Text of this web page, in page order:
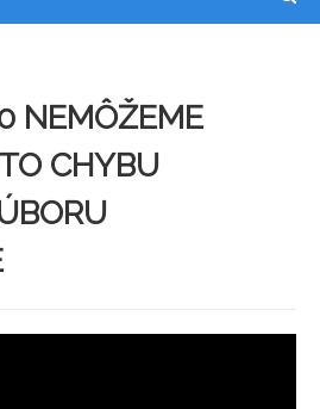
NEMÔŽEME
CHYBU